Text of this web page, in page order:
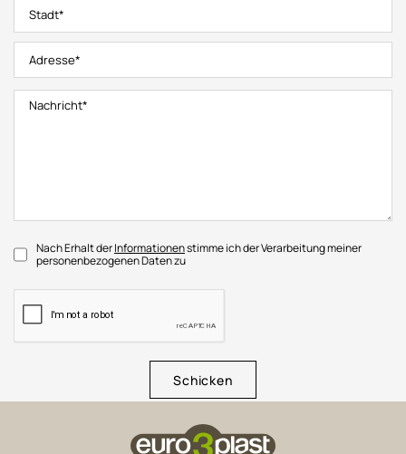
Nach Erhalt derInformationenstimme ich der Verarbeitung meiner
personenbezogenen Daten zu
Schicken